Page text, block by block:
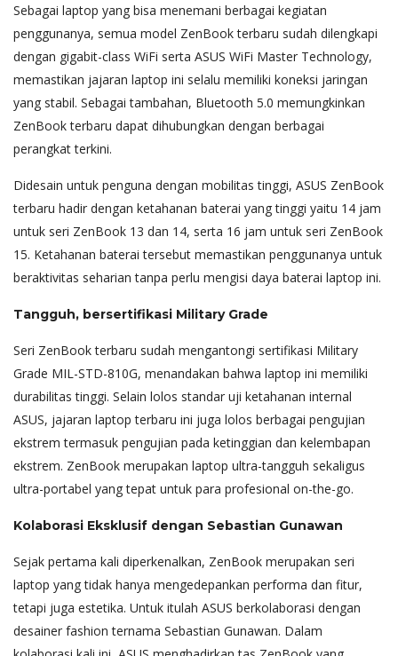
Sebagai laptop yang bisa menemani berbagai kegiatan
penggunanya, semua model ZenBook terbaru sudah dilengkapi
dengan gigabit-class WiFi serta ASUS WiFi Master Technology,
memastikan jajaran laptop ini selalu memiliki koneksi jaringan
yang stabil. Sebagai tambahan, Bluetooth 5.0 memungkinkan
ZenBook terbaru dapat dihubungkan dengan berbagai
perangkat terkini.
Didesain untuk penguna dengan mobilitas tinggi, ASUS ZenBook
terbaru hadir dengan ketahanan baterai yang tinggi yaitu 14 jam
untuk seri ZenBook 13 dan 14, serta 16 jam untuk seri ZenBook
15. Ketahanan baterai tersebut memastikan penggunanya untuk
beraktivitas seharian tanpa perlu mengisi daya baterai laptop ini.
Tangguh, bersertifikasi Military Grade
Seri ZenBook terbaru sudah mengantongi sertifikasi Military
Grade MIL-STD-810G, menandakan bahwa laptop ini memiliki
durabilitas tinggi. Selain lolos standar uji ketahanan internal
ASUS, jajaran laptop terbaru ini juga lolos berbagai pengujian
ekstrem termasuk pengujian pada ketinggian dan kelembapan
ekstrem. ZenBook merupakan laptop ultra-tangguh sekaligus
ultra-portabel yang tepat untuk para profesional on-the-go.
Kolaborasi Eksklusif dengan Sebastian Gunawan
Sejak pertama kali diperkenalkan, ZenBook merupakan seri
laptop yang tidak hanya mengedepankan performa dan fitur,
tetapi juga estetika. Untuk itulah ASUS berkolaborasi dengan
desainer fashion ternama Sebastian Gunawan. Dalam